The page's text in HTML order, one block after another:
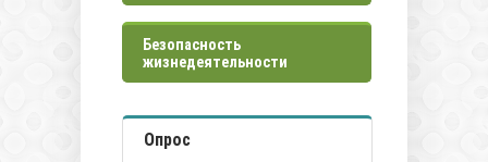
Безопасность
жизнедеятельности
Опрос